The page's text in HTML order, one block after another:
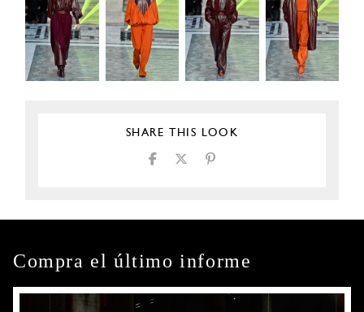
SHARE THIS LOOK
Compra el último informe